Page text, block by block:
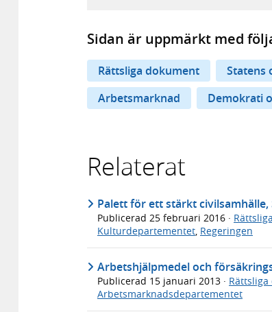
Sidan är uppmärkt med
Rättsliga dokument Statens
Arbetsmarknad
Demokrati
Relaterat
Palett för ett stärkt civilsamhälle,
Publicerad 25 februari 2016 ·
Kulturdepartementet, Regeringen
Arbetshjälpmedel och
Publicerad 15 januari 2013 ·
Arbetsmarknadsdepartementet